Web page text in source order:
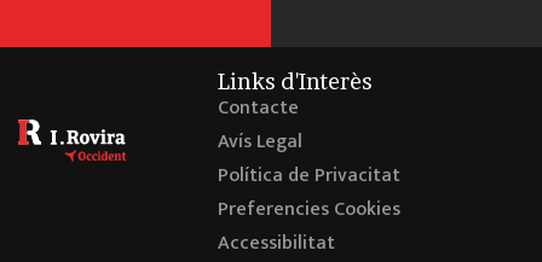
Links d'Interès
Contacte
Avís Legal
Política de Privacitat
Preferencies Cookies
Accessibilitat